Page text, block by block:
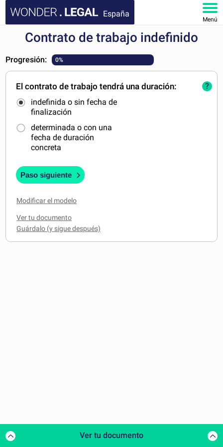
España
Menú
INICIO
DOCUMENTOS
FAQ
MI CUENTA
Contrato de trabajo indefinido
Progresión: 0%
El contrato de trabajo tendrá una duración:
indefinida o sin fecha de
finalización
determinada o con una
fecha de duración
concreta
?
Paso siguiente
Modificar el modelo
Ver tu documento
Ver tu documento